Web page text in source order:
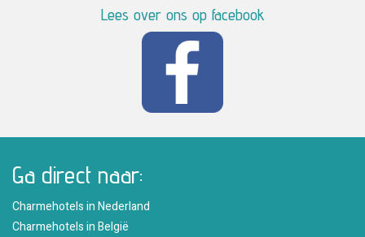
Lees over ons op facebook
Ga direct naar:
Charmehotels in Nederland
Charmehotels in België